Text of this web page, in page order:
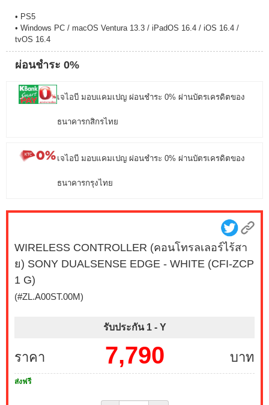
• PS5
• Windows PC / macOS Ventura 13.3 / iPadOS 16.4 / iOS 16.4 /
tvOS 16.4
ผ่อนชำระ 0%
เจไอบี มอบแคมเปญ ผ่อนชำระ 0% ผ่านบัตรเครดิตของ
ธนาคารกสิกรไทย
เจไอบี มอบแคมเปญ ผ่อนชำระ 0% ผ่านบัตรเครดิตของ
ธนาคารกรุงไทย
WIRELESS CONTROLLER (คอนโทรลเลอร์ไร้สา
ย) SONY DUALSENSE EDGE - WHITE (CFI-ZCP
1 G)
(#ZL.A00ST.00M)
รับประกัน 1 - Y
ราคา บาท
7,790
ส่งฟรี